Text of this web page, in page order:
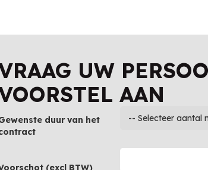
UW
AAN
duur van het
(excl BTW)